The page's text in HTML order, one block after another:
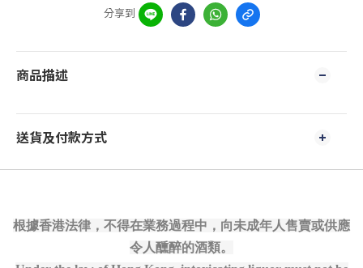
分享到
商品描述
送貨及付款方式
根據香港法律，不得在業務過程中，向未成年人售賣或供應
令人醺醉的酒類。